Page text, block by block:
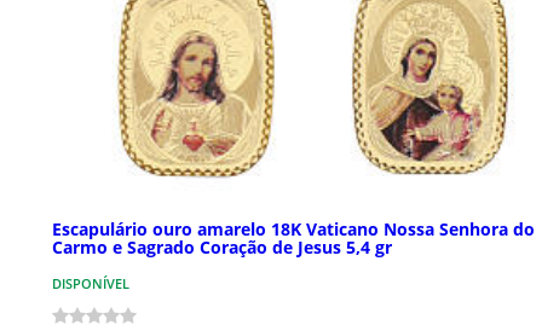
Escapulário ouro amarelo 18K Vaticano Nossa Senhora do
Carmo e Sagrado Coração de Jesus 5,4 gr
DISPONÍVEL